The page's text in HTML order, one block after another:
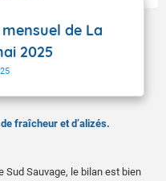
de La
2025
fraîcheur et d’alizés.
Sud Sauvage, le bilan est bien